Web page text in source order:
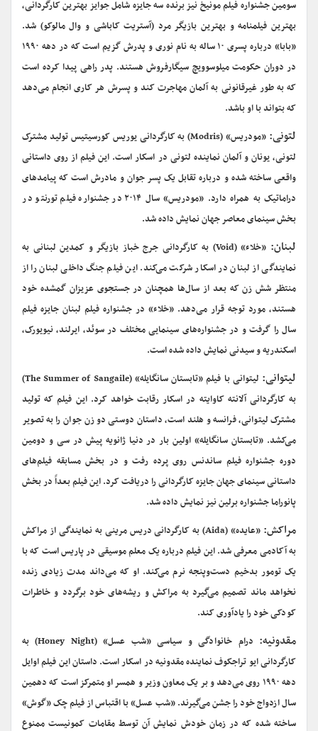
سومین جشنواره فیلم مونیخ نیز برنده سه جایزه شامل جوایز بهترین کارگردانی،
بهترین فیلمنامه و بهترین بازیگر مرد (آستریت کاباشی و وال مالوکو) شد.
«بابا» درباره پسری ۱۰ ساله به نام نوری و پدرش گزیم است که در دهه ۱۹۹۰
در دوران حکومت میلوسوویچ سیگارفروش هستند. پدر راهی پیدا کرده است
که به طور غیرقانونی به آلمان مهاجرت کند و پسرش هر کاری انجام می‌دهد
که بتواند با او باشد.
لتونی:
«مودریس» (Modris) به کارگردانی یوریس کورسیتیس تولید مشترک
لتونی، یونان و آلمان نماینده لتونی در اسکار است. این فیلم از روی داستانی
واقعی ساخته شده و درباره تقابل یک پسر جوان و مادرش است که پیامدهای
دراماتیک به همراه دارد. «مودریس»‌ سال ۲۰۱۴ در جشنواره فیلم تورنتو در
بخش سینمای معاصر جهان نمایش داده شد.
لبنان:
«خلاء» (Void) به کارگردانی جرج خباز بازیگر و کمدین لبنانی به
نمایندگی از لبنان در اسکار شرکت می‌کند. این فیلم جنگ داخلی لبنان را از
منتظر شش زن که بعد از سال‌ها همچنان در جستجوی عزیزان گمشده خود
هستند، مورد توجه قرار می‌دهد. «خلاء» در جشنواره فیلم لبنان جایزه فیلم
سال را گرفت و در جشنواره‌های سینمایی مختلف در سوئد، ایرلند، نیویورک،
اسکندریه و سیدنی نمایش داده شده است.
لیتوانی:
لیتوانی با فیلم «تابستان سانگایله» (The Summer of Sangaile)
به کارگردانی آلانته کاوایته در اسکار رقابت خواهد کرد. این فیلم که تولید
مشترک لیتوانی، فرانسه و هلند است، داستان دوستی دو زن جوان را به تصویر
می‌کشد. «تابستان سانگایله» اولین بار در دنیا ژانویه پیش در سی و دومین
دوره جشنواره فیلم ساندنس روی پرده رفت و در بخش مسابقه فیلم‌های
داستانی سینمای جهان جایزه کارگردانی را دریافت کرد. این فیلم بعداً در بخش
پانوراما جشنواره برلین نیز نمایش داده شد.
مراکش:
«عایده» (Aida) به کارگردانی دریس مرینی به نمایندگی از مراکش
به آکادمی معرفی شد. این فیلم درباره یک معلم موسیقی در پاریس است که با
یک تومور بدخیم دست‌وپنجه نرم می‌کند. او که می‌داند مدت زیادی زنده
نخواهد ماند تصمیم می‌گیرد به مراکش و ریشه‌های خود برگردد و خاطرات
کودکی خود را یادآوری کند.
مقدونیه:
درام خانوادگی و سیاسی «شب عسل»‌ (Honey Night) به
کارگردانی ایو تراجکوف نماینده مقدونیه در اسکار است. داستان این فیلم اوایل
دهه ۱۹۹۰ روی می‌دهد و بر یک معاون وزیر و همسر او متمرکز است که دهمین
سال ازدواج خود را جشن می‌گیرند. «شب عسل» با اقتباس از فیلم چک «گوش»
ساخته شده که در زمان خودش نمایش آن توسط مقامات کمونیست ممنوع